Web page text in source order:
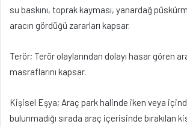
su baskını, toprak kayması, yanardağ
aracın gördüğü zararları kapsar.
Terör; Terör olaylarından dolayı hasar gören
masraflarını kapsar.
Kişisel Eşya; Araç park halinde iken veya
bulunmadığı sırada araç içerisinde bırakılan